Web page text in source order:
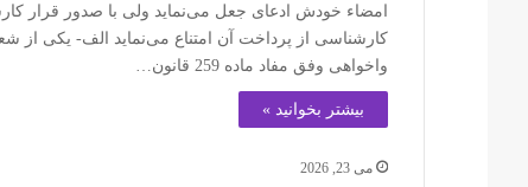
امضاء خودش ادعای جعل می‌نماید ولی با صدور قرار
کارشناسی از پرداخت آن امتناع می‌نماید الف- یکی
واخواهی وفق مفاد ماده 259 قانون…
بیشتر بخوانید »
می 23, 2026